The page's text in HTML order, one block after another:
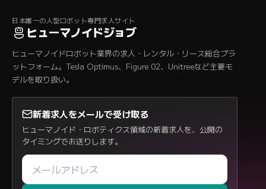
日本唯一の人型ロボット専門求人サイト
ヒューマノイドジョブ
ヒューマノイドロボット業界の求人・レンタル・リース総合プラ
ットフォーム。Tesla Optimus、Figure 02、Unitreeなど主要モ
デルを取り扱い。
新着求人をメールで受け取る
ヒューマノイド・ロボティクス領域の新着求人を、公開の
タイミングでお送りします。